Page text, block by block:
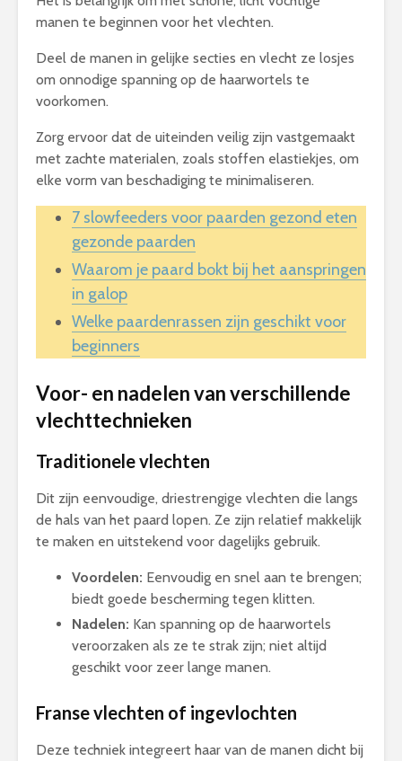
manen te beginnen voor het vlechten.
Deel de manen in gelijke secties en vlecht ze losjes
om onnodige spanning op de haarwortels te
voorkomen.
Zorg ervoor dat de uiteinden veilig zijn vastgemaakt
met zachte materialen, zoals stoffen elastiekjes, om
elke vorm van beschadiging te minimaliseren.
7 slowfeeders voor paarden gezond eten
gezonde paarden
Waarom je paard bokt bij het aanspringen
in galop
Welke paardenrassen zijn geschikt voor
beginners
Voor- en nadelen van verschillende
vlechttechnieken
Traditionele vlechten
Dit zijn eenvoudige, driestrengige vlechten die langs
de hals van het paard lopen. Ze zijn relatief makkelijk
te maken en uitstekend voor dagelijks gebruik.
Voordelen: Eenvoudig en snel aan te brengen;
biedt goede bescherming tegen klitten.
Nadelen: Kan spanning op de haarwortels
veroorzaken als ze te strak zijn; niet altijd
geschikt voor zeer lange manen.
Franse vlechten of ingevlochten
Deze techniek integreert haar van de manen dicht bij